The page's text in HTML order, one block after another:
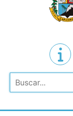
Pesquisar